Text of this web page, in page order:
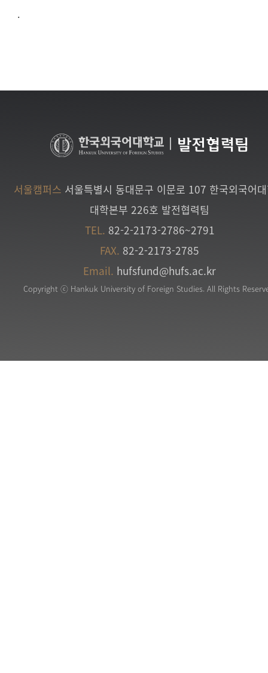
.
발전협력팀
서울캠퍼스 서울특별시 동대문구 이문로 107 한국외국어
대학본부 226호 발전협력팀
TEL. 82-2-2173-2786~2791
FAX. 82-2-2173-2785
Email. hufsfund@hufs.ac.kr
Copyright ⓒ Hankuk University of Foreign Studies. All Rights